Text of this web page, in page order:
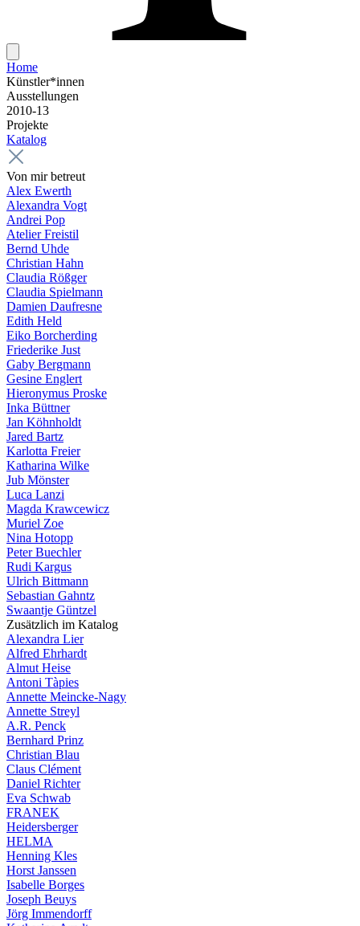
Home
Künstler*innen
Ausstellungen
2010-13
Projekte
Katalog
Von mir betreut
Alex Ewerth
Alexandra Vogt
Andrei Pop
Atelier Freistil
Bernd Uhde
Christian Hahn
Claudia Rößger
Claudia Spielmann
Damien Daufresne
Edith Held
Eiko Borcherding
Friederike Just
Gaby Bergmann
Gesine Englert
Hieronymus Proske
Inka Büttner
Jan Köhnholdt
Jared Bartz
Karlotta Freier
Katharina Wilke
Jub Mönster
Luca Lanzi
Magda Krawcewicz
Muriel Zoe
Nina Hotopp
Peter Buechler
Rudi Kargus
Ulrich Bittmann
Sebastian Gahntz
Swaantje Güntzel
Zusätzlich im Katalog
Alexandra Lier
Alfred Ehrhardt
Almut Heise
Antoni Tàpies
Annette Meincke-Nagy
Annette Streyl
A.R. Penck
Bernhard Prinz
Christian Blau
Claus Clément
Daniel Richter
Eva Schwab
FRANEK
Heidersberger
HELMA
Henning Kles
Horst Janssen
Isabelle Borges
Joseph Beuys
Jörg Immendorff